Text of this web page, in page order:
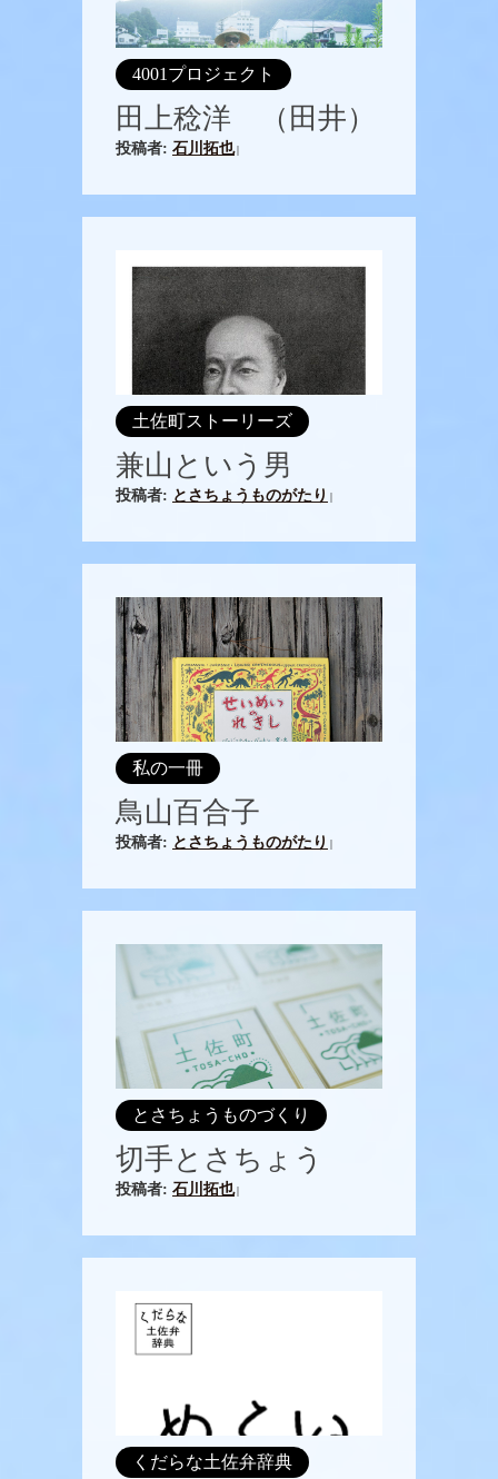
4001プロジェクト
田上稔洋 （田井）
投稿者: 石川拓也|
土佐町ストーリーズ
兼山という男
投稿者: とさちょうものがたり
私の一冊
鳥山百合子
投稿者: とさちょうものがたり
とさちょうものづくり
切手とさちょう
投稿者: 石川拓也|
くだらな土佐弁辞典